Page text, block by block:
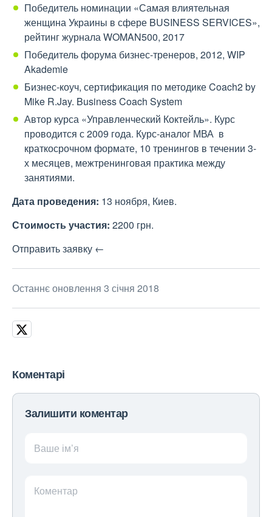
Победитель номинации «Самая влиятельная
женщина Украины в сфере BUSINESS SERVICES»,
рейтинг журнала WOMAN500, 2017
Победитель форума бизнес-тренеров, 2012, WIP
Akademie
Бизнес-коуч, сертификация по методике Coach2 by
Mike R.Jay. Business Coach System
Автор курса «Управленческий Коктейль». Курс
проводится с 2009 года. Курс-аналог МВА в
краткосрочном формате, 10 тренингов в течении 3-
х месяцев, межтренинговая практика между
занятиями.
Дата проведения: 13 ноября, Киев.
Стоимость участия: 2200 грн.
Отправить заявку ←
Останнє оновлення 3 січня 2018
Коментарі
Залишити коментар
Ваше ім’я
Коментар